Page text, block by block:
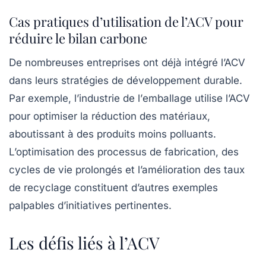
Cas pratiques d’utilisation de l’ACV pour
réduire le bilan carbone
De nombreuses entreprises ont déjà intégré l’ACV
dans leurs stratégies de développement durable.
Par exemple, l’industrie de l’emballage utilise l’ACV
pour optimiser la réduction des matériaux,
aboutissant à des produits moins polluants.
L’optimisation des processus de fabrication, des
cycles de vie prolongés et l’amélioration des taux
de recyclage constituent d’autres exemples
palpables d’initiatives pertinentes.
Les défis liés à l’ACV